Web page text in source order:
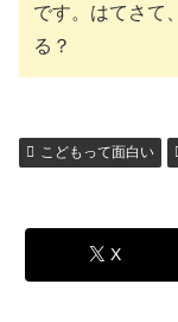
です。はてさて
る？
こどもって面白い
X